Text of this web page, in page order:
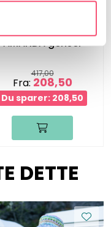
AMANDA genser
417,00
Fra: 208,50
Du sparer: 208,50
DETTE